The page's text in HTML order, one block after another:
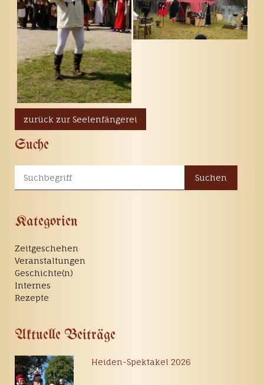
zurück zur Seelenfängerei
Suche
Suchen
Kategorien
Zeitgeschehen
Veranstaltungen
Geschichte(n)
Internes
Rezepte
Aktuelle Beiträge
Heiden-Spektakel 2026